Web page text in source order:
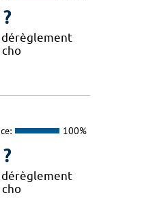
dérèglement
100%
dérèglement